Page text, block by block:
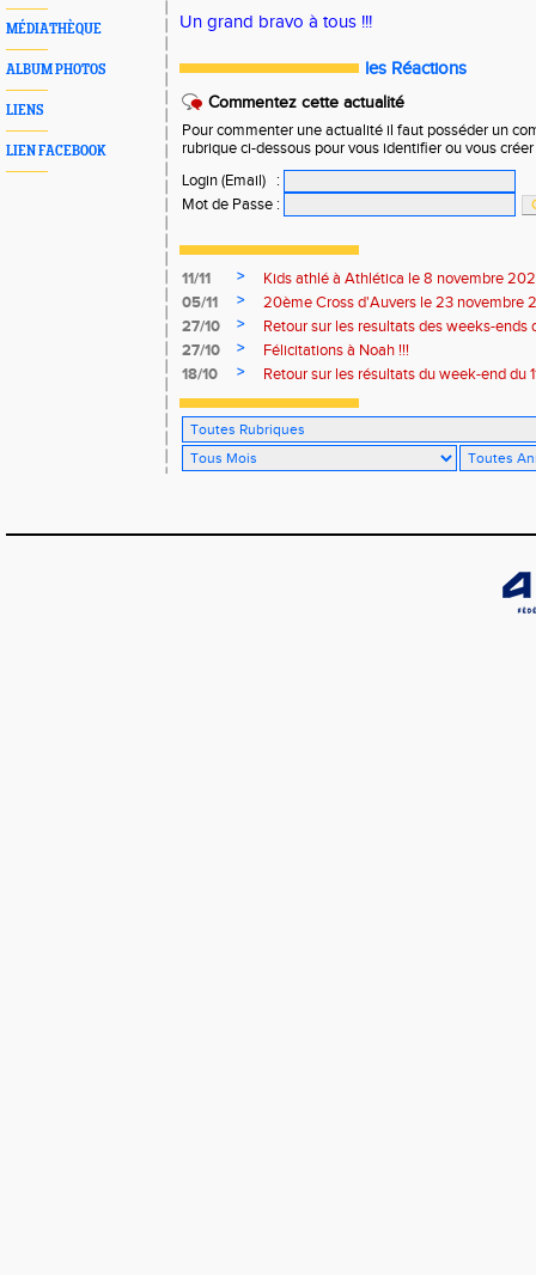
MÉDIATHÈQUE
ALBUM PHOTOS
LIENS
LIEN FACEBOOK
Un grand bravo à tous !!!
les Réactions
Commentez cette actualité
Pour commenter une actualité il faut posséder un
rubrique ci-dessous pour vous identifier ou vous
Login (Email)
:
Mot de Passe :
11/11 >
Kids athlé à Athlética le 8 novembre
05/11
>
20ème Cross d'Auvers le 23 novembre
27/10
>
Retour sur les resultats des weeks-ends
27/10
>
Félicitations à Noah !!!
18/10
> Retour sur les résultats du week-end du